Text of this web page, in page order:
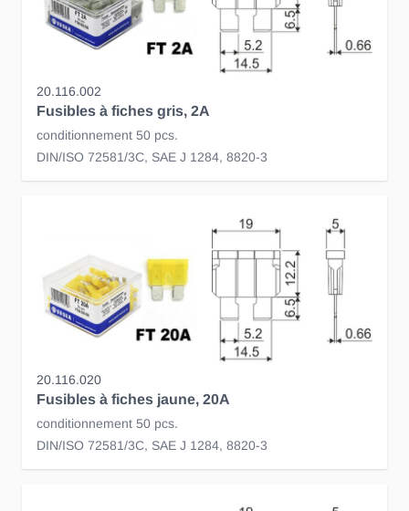
20.116.002
Fusibles à fiches gris, 2A
conditionnement 50 pcs.
DIN/ISO 72581/3C, SAE J 1284, 8820-3
20.116.020
Fusibles à fiches jaune, 20A
conditionnement 50 pcs.
DIN/ISO 72581/3C, SAE J 1284, 8820-3